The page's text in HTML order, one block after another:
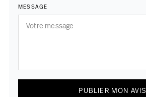
MESSAGE
PUBLIER MON AVIS